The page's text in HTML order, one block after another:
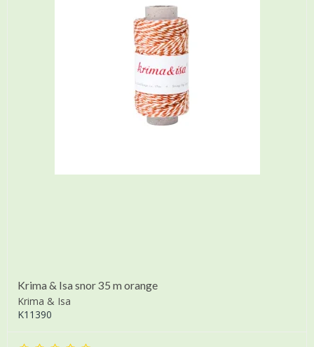
Krima & Isa snor 35 m orange
Krima & Isa
K11390